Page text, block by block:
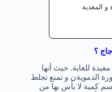
المغذية
؟
للغاية. حيث أنها
الدمويةن و تمنع تجلط
كمية لا بأس بها من